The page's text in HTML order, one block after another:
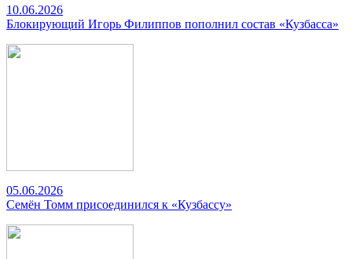
10.06.2026
Блокирующий Игорь Филиппов пополнил состав «Кузбасса»
05.06.2026
Семён Томм присоединился к «Кузбассу»